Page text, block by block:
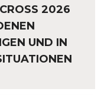
2026
UND IN